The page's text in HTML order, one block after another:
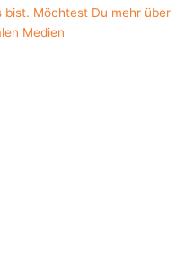
bist. Möchtest Du mehr über
Medien